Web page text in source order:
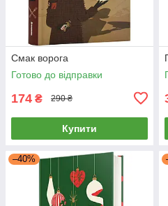
Смак ворога
Готово до відправки
174 ₴ 290 ₴
Купити
–40%